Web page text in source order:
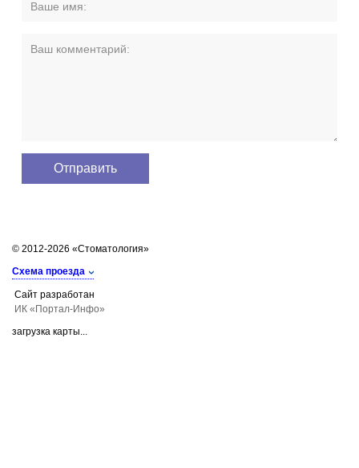
© 2012-2026 «Стоматология»
Схема проезда
Сайт разработан
ИК «Портал-Инфо»
загрузка карты...